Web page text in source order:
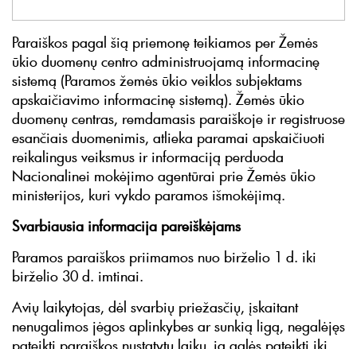
Paraiškos pagal šią priemonę teikiamos per Žemės
ūkio duomenų centro administruojamą informacinę
sistemą (Paramos žemės ūkio veiklos subjektams
apskaičiavimo informacinę sistemą). Žemės ūkio
duomenų centras, remdamasis paraiškoje ir registruose
esančiais duomenimis, atlieka paramai apskaičiuoti
reikalingus veiksmus ir informaciją perduoda
Nacionalinei mokėjimo agentūrai prie Žemės ūkio
ministerijos, kuri vykdo paramos išmokėjimą.
Svarbiausia informacija pareiškėjams
Paramos paraiškos priimamos nuo birželio 1 d. iki
birželio 30 d. imtinai.
Avių laikytojas, dėl svarbių priežasčių, įskaitant
nenugalimos jėgos aplinkybes ar sunkią ligą, negalėjęs